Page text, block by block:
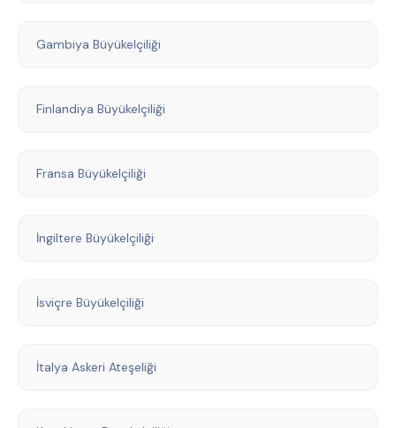
Gambiya Büyükelçiliği
Finlandiya Büyükelçiliği
Fransa Büyükelçiliği
İngiltere Büyükelçiliği
İsviçre Büyükelçiliği
İtalya Askeri Ateşeliği